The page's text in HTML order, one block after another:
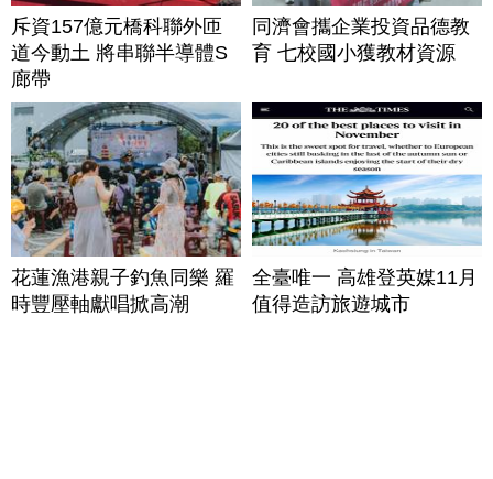
斥資157億元橋科聯外匝
道今動土 將串聯半導體S
廊帶
同濟會攜企業投資品德教
育 七校國小獲教材資源
花蓮漁港親子釣魚同樂 羅
時豐壓軸獻唱掀高潮
全臺唯一 高雄登英媒11月
值得造訪旅遊城市